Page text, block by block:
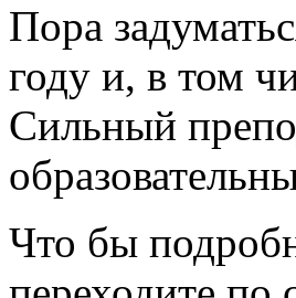
Пора
году и, в том
Сильный
Что бы